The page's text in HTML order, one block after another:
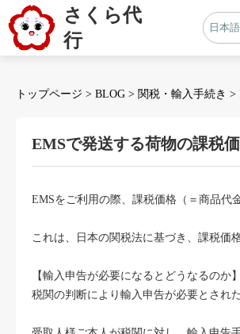
さくら代
行
日本語
会員センター
B2B代行
BLOG
トップページ > BLOG > 関税・輸入手続き >
EMSで発送する荷物の課税
EMSをご利用の際、課税価格（＝商品代
これは、日本の関税法に基づき、課税価
【輸入申告が必要になるとどうなるのか】
税関の判断により輸入申告が必要とされ